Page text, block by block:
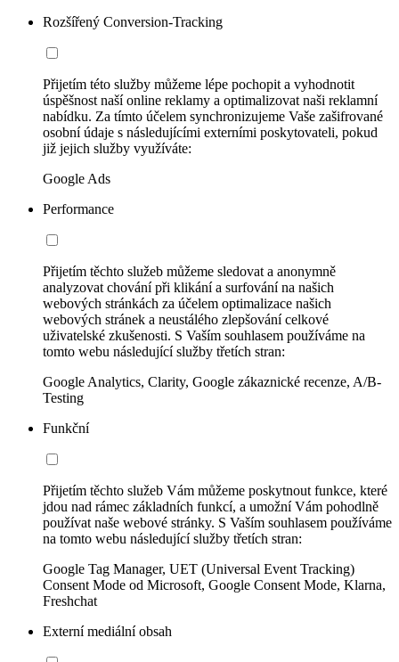
Rozšířený Conversion-Tracking
Přijetím této služby můžeme lépe pochopit a vyhodnotit
úspěšnost naší online reklamy a optimalizovat naši reklamní
nabídku. Za tímto účelem synchronizujeme Vaše zašifrované
osobní údaje s následujícími externími poskytovateli, pokud
již jejich služby využíváte:
Google Ads
Performance
Přijetím těchto služeb můžeme sledovat a anonymně
analyzovat chování při klikání a surfování na našich
webových stránkách za účelem optimalizace našich
webových stránek a neustálého zlepšování celkové
uživatelské zkušenosti. S Vaším souhlasem používáme na
tomto webu následující služby třetích stran:
Google Analytics, Clarity, Google zákaznické recenze, A/B-
Testing
Funkční
Přijetím těchto služeb Vám můžeme poskytnout funkce, které
jdou nad rámec základních funkcí, a umožní Vám pohodlně
používat naše webové stránky. S Vaším souhlasem používáme
na tomto webu následující služby třetích stran:
Google Tag Manager, UET (Universal Event Tracking)
Consent Mode od Microsoft, Google Consent Mode, Klarna,
Freshchat
Externí mediální obsah